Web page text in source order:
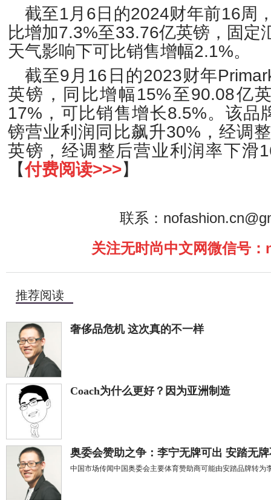
截至1月6日的2024财年前16周
比增加7.3%至33.76亿英镑，固定
天气影响下可比销售增幅2.1%。
截至9月16日的2023财年
英镑，同比增幅15%至90.08亿
17%，可比销售增长8.5%。该品
镑营业利润同比飙升30%，经调
英镑，经调整后营业利润率下滑
【付费阅读>>>】
联系：
关注无时尚中文网微信号
推荐阅读
奢侈品危机 这次真的不一样
Coach为什么更好？因为亚洲制造
奥委会赞助之争：李宁无牌可出 安踏无
中国市场传闻中国奥委会主要体育赞助商可能由安踏品牌转为